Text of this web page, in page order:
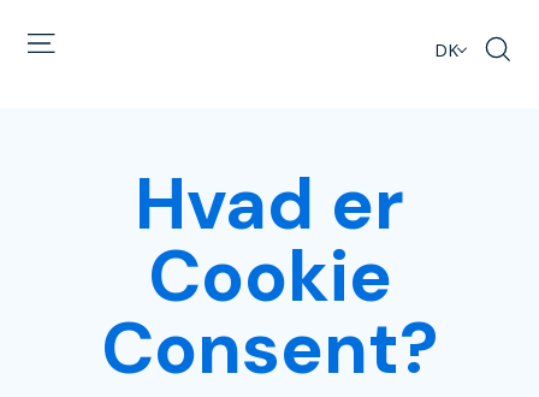
DK
Hvad er
Cookie
Consent?